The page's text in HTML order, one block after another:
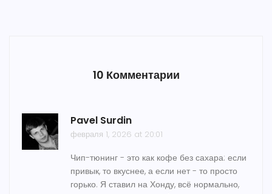
10 Комментарии
Pavel Surdin
февраля 1, 2026 at 20:01
Чип-тюнинг - это как кофе без сахара: если
привык, то вкуснее, а если нет - то просто
горько. Я ставил на Хонду, всё нормально,